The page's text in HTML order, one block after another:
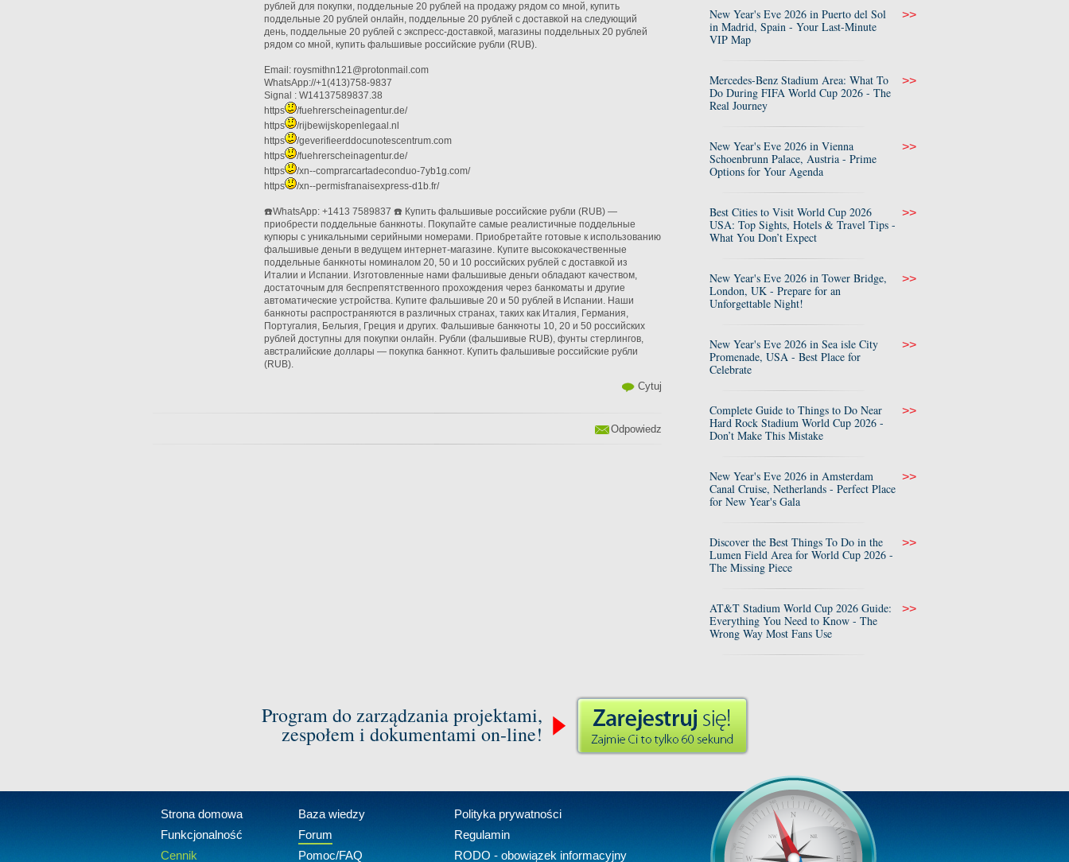
рублей для покупки, поддельные 20 рублей на продажу рядом со мной, купить
поддельные 20 рублей онлайн, поддельные 20 рублей с доставкой на следующий
день, поддельные 20 рублей с экспресс-доставкой, магазины поддельных 20 рублей
рядом со мной, купить фальшивые российские рубли (RUB).
Email: roysmithn121@protonmail.com
WhatsApp://+1(413)758-9837
Signal : W14137589837.38
https
/fuehrerscheinagentur.de/
https
/rijbewijskopenlegaal.nl
https
/geverifieerddocunotescentrum.com
https
/fuehrerscheinagentur.de/
https
/xn--comprarcartadeconduo-7yb1g.com/
https
/xn--permisfranaisexpress-d1b.fr/
☎️WhatsApp: +1413 7589837 ☎️ Купить фальшивые российские рубли (RUB) —
приобрести поддельные банкноты. Покупайте самые реалистичные поддельные
купюры с уникальными серийными номерами. Приобретайте готовые к использованию
фальшивые деньги в ведущем интернет-магазине. Купите высококачественные
поддельные банкноты номиналом 20, 50 и 10 российских рублей с доставкой из
Италии и Испании. Изготовленные нами фальшивые деньги обладают качеством,
достаточным для беспрепятственного прохождения через банкоматы и другие
автоматические устройства. Купите фальшивые 20 и 50 рублей в Испании. Наши
банкноты распространяются в различных странах, таких как Италия, Германия,
Португалия, Бельгия, Греция и других. Фальшивые банкноты 10, 20 и 50 российских
рублей доступны для покупки онлайн. Рубли (фальшивые RUB), фунты стерлингов,
австралийские доллары — покупка банкнот. Купить фальшивые российские рубли
(RUB).
Cytuj
Odpowiedz
New Year's Eve 2026 in Puerto del Sol
in Madrid, Spain - Your Last-Minute
VIP Map
>>
Mercedes-Benz Stadium Area: What To
Do During FIFA World Cup 2026 - The
Real Journey
>>
New Year's Eve 2026 in Vienna
Schoenbrunn Palace, Austria - Prime
Options for Your Agenda
>>
Best Cities to Visit World Cup 2026
USA: Top Sights, Hotels & Travel Tips -
What You Don’t Expect
>>
New Year's Eve 2026 in Tower Bridge,
London, UK - Prepare for an
Unforgettable Night!
>>
New Year's Eve 2026 in Sea isle City
Promenade, USA - Best Place for
Celebrate
>>
Complete Guide to Things to Do Near
Hard Rock Stadium World Cup 2026 -
Don’t Make This Mistake
>>
New Year's Eve 2026 in Amsterdam
Canal Cruise, Netherlands - Perfect Place
for New Year's Gala
>>
Discover the Best Things To Do in the
Lumen Field Area for World Cup 2026 -
The Missing Piece
>>
AT&T Stadium World Cup 2026 Guide:
Everything You Need to Know - The
Wrong Way Most Fans Use
>>
Program do zarządzania projektami,
zespołem i dokumentami on-line!
Strona domowa
Funkcjonalność
Cennik
Baza wiedzy
Forum
Pomoc/FAQ
Polityka prywatności
Regulamin
RODO - obowiązek informacyjny